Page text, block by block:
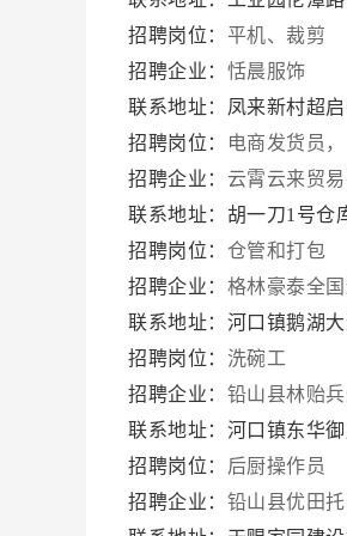
招聘岗位： 平机、裁剪
招聘企业： 恬晨服饰
联系地址：凤来新村超
招聘岗位：
电商发货员，
招聘企业： 云霄云来贸
联系地址：胡一刀1号仓
招聘岗位： 仓管和打包
招聘企业： 格林豪泰全
联系地址：河口镇鹅湖
招聘岗位： 洗碗工
招聘企业： 铅山县林贻
联系地址：河口镇东华
招聘岗位： 后厨操作员
招聘企业： 铅山县优田